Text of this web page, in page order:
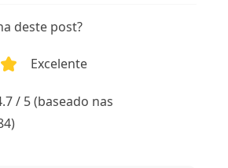
deste post?
Excelente
/ 5 (baseado nas